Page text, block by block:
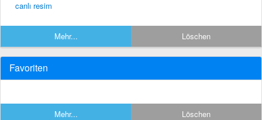
canlı resim
Mehr... Löschen
Favoriten
Mehr... Löschen